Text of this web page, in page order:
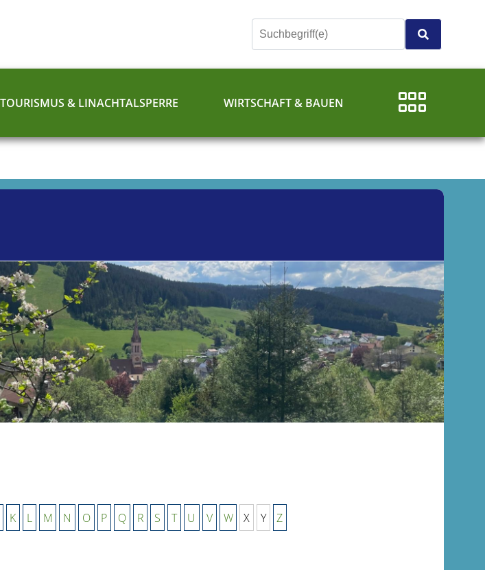
TOURISMUS & LINACHTALSPERRE WIRTSCHAFT & BAUEN
K L M N O P Q R S T U V W X Y Z